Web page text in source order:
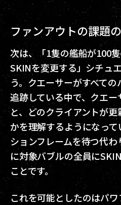
ファンアウトの課題
次は、「1隻の艦船が100
SKINを変更する」シチュ
う。クエーサーがすべて
追跡している中で、クエ
と、どのクライアントが
かを理解するようになっ
ションフレームを待つ代
に対象バブルの全員に
ことです。
これを可能としたのはパワ